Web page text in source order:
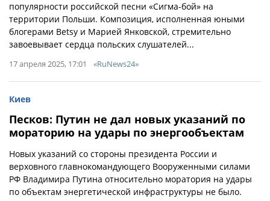
популярности российской песни «Сигма-бой» на
территории Польши. Композиция, исполненная юными
блогерами Betsy и Марией Янковской, стремительно
завоевывает сердца польских слушателей...
17 апреля 2025, 17:01 «RuNews24»
Киев
Песков: Путин не дал новых указаний по
мораторию на удары по энергообъектам
Новых указаний со стороны президента России и
верховного главнокомандующего Вооруженными силами
РФ Владимира Путина относительно моратория на удары
по объектам энергетической инфраструктуры не было.